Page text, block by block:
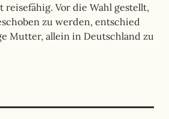
Vor die Wahl gestellt,
zu werden, entschied
Mutter, allein in Deutschland zu